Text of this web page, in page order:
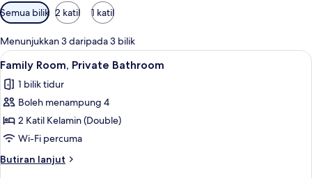
Penapis
yang
tersedia
untuk
bilik
Semua bilik 2 katil 1 katil
Menunjukkan 3 daripada 3 bilik
Lihat
semua
foto
untuk
Family
Room,
Private
Bathroom
Family Room, Private Bathroom |
4
Family Room, Private Bathroom
1 bilik tidur
Boleh menampung 4
2 Katil Kelamin (Double)
Wi-Fi percuma
Butiran lanjut
Butiran